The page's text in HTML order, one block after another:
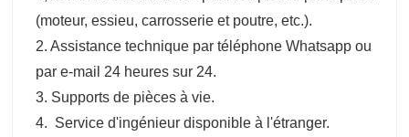
(moteur, essieu, carrosserie et poutre, etc.).
2. Assistance technique par téléphone Whatsapp ou
par e-mail 24 heures sur 24.
3. Supports de pièces à vie.
4. Service d'ingénieur disponible à l'étranger.